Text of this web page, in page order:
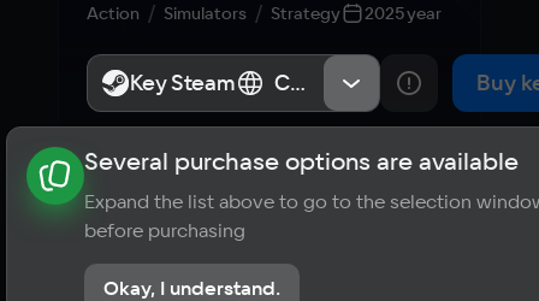
Action Simulators Strategy 2025 year
Key Steam СНГ, Россия Buy
About the game News Requirements
? Player ratings
No reviews
Key Steam СНГ, Россия
Several purchase options are available
Expand the list above to go to the selection
before purchasing
Okay, I understand.